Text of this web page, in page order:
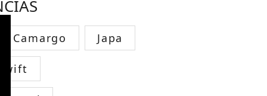
Camargo Japa